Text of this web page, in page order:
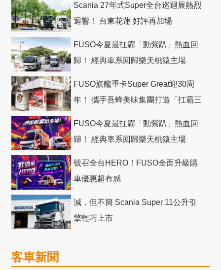
Scania 27年式Super全台巡迴展熱烈
迴響！ 台東花蓮 好評再加場
FUSO今夏最扛霸「動紫趴」熱血回
歸！ 經典車系回歸樂天桃猿主場
FUSO旗艦重卡Super Great迎30周
年！ 攜手吾蜂美味集團打造「扛霸三
FUSO今夏最扛霸「動紫趴」熱血回
歸！ 經典車系回歸樂天桃猿主場
號召全台HERO！FUSO全面升級購
車優惠超有感
減．但不簡 Scania Super 11公升引
擎輕巧上市
客車新聞